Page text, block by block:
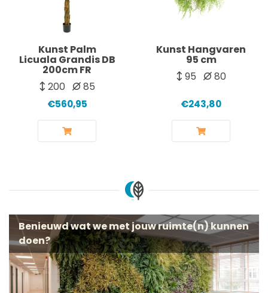
Kunst Palm
Licuala Grandis DB
200cm FR
200
85
€560,95
Kunst Hangvaren
95 cm
95
80
€243,80
Benieuwd wat we met jouw ruimte(n) kunnen
doen?